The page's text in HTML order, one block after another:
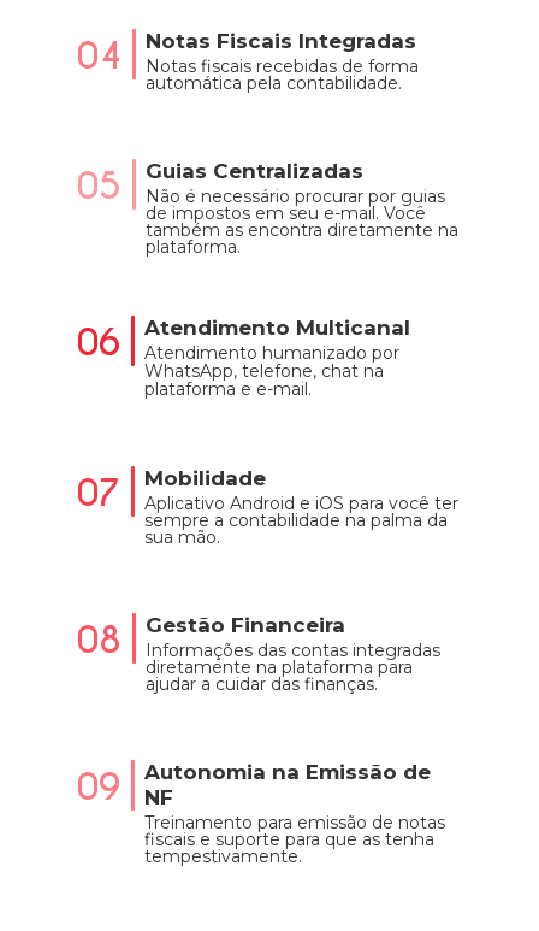
04 Notas Fiscais Integradas
Notas fiscais recebidas de forma
automática pela contabilidade.
05 Guias Centralizadas
Não é necessário procurar por guias
de impostos em seu e-mail. Você
também as encontra diretamente na
plataforma.
06 Atendimento Multicanal
Atendimento humanizado por
WhatsApp, telefone, chat na
plataforma e e-mail.
07 Mobilidade
Aplicativo Android e iOS para você ter
sempre a contabilidade na palma da
sua mão.
08 Gestão Financeira
Informações das contas integradas
diretamente na plataforma para
ajudar a cuidar das finanças.
09
Autonomia na Emissão de
NF
Treinamento para emissão de notas
fiscais e suporte para que as tenha
tempestivamente.